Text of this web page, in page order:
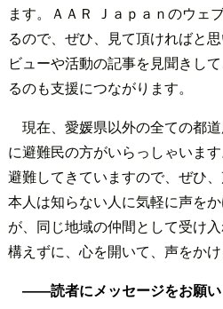
ます。ＡＡＲ Ｊａｐａｎのウェ
るので、ぜひ、見て頂ければと
ビューや活動の記事を見聞きし
るのも支援につながります。
現在、愛媛県以外の全ての都
に避難民の方がいらっしゃいま
避難してきていますので、ぜひ
本人は知らない人に気軽に声を
が、同じ地域の仲間として受け
構えずに、心を開いて、声をかけ
――読者にメッセージをお願